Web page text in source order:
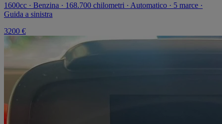
1600cc · Benzina · 168.700 chilometri · Automatico · 5 marce ·
Guida a sinistra
3200 €